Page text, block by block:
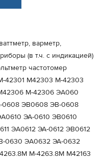
варметр,
(в т.ч. с индикацией)
частотомер
42301 M42303 М-42303
М-42306 ЭA060
ЭB0608 ЭВ-0608
ЭА-0610 ЭB0610
ЭA0612 ЭА-0612 ЭB0612
0630 ЭA0632 ЭА-0632
М-4263.8М М42163